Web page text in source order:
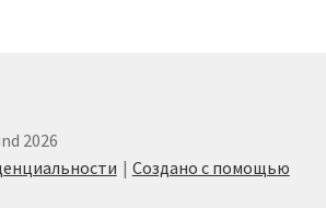
2026
Создано с помощью